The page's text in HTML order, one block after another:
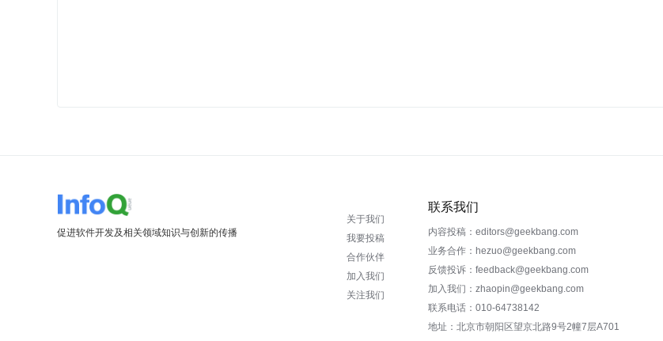
促进软件开发及相关领域知识与创新的传播
关于我们
我要投稿
合作伙伴
加入我们
关注我们
联系我们
内容投稿：editors@geekbang.com
业务合作：hezuo@geekbang.com
反馈投诉：feedback@geekbang.com
加入我们：zhaopin@geekbang.com
联系电话：010-64738142
地址：北京市朝阳区望京北路9号2幢7层A701